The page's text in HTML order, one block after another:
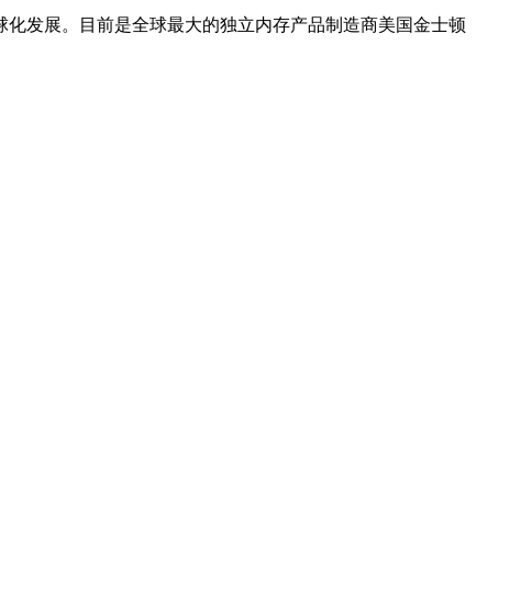
发展。目前是全球最大的独立内存产品制造商美国金士顿